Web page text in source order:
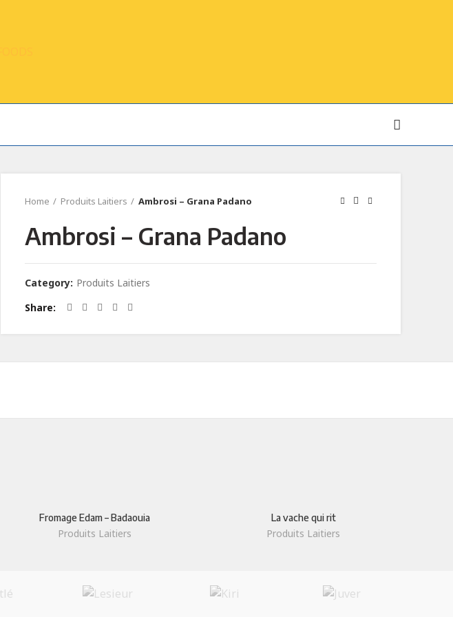
Home Produits Laitiers Ambrosi – Grana Padano
Ambrosi – Grana Padano
Category: Produits Laitiers
Share
Fromage Edam – Badaouia
Produits Laitiers
La vache qui rit
Produits Laitiers
Qui sommes-nous
Certifications